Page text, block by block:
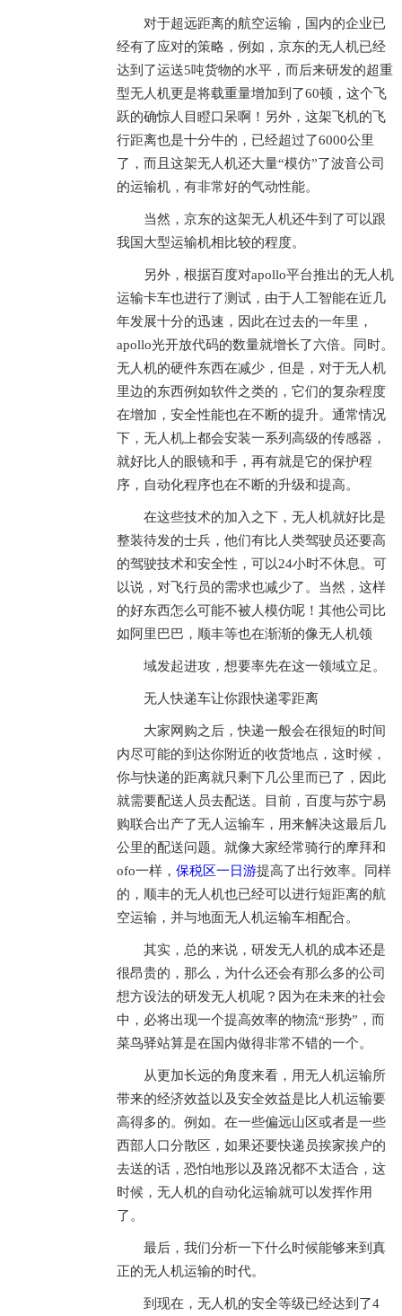
对于超远距离的航空运输，国内的企业已
经有了应对的策略，例如，京东的无人机已经
达到了运送5吨货物的水平，而后来研发的超重
型无人机更是将载重量增加到了60顿，这个飞
跃的确惊人目瞪口呆啊！另外，这架飞机的飞
行距离也是十分牛的，已经超过了6000公里
了，而且这架无人机还大量“模仿”了波音公司
的运输机，有非常好的气动性能。
当然，京东的这架无人机还牛到了可以跟
我国大型运输机相比较的程度。
另外，根据百度对apollo平台推出的无人机
运输卡车也进行了测试，由于人工智能在近几
年发展十分的迅速，因此在过去的一年里，
apollo光开放代码的数量就增长了六倍。同时。
无人机的硬件东西在减少，但是，对于无人机
里边的东西例如软件之类的，它们的复杂程度
在增加，安全性能也在不断的提升。通常情况
下，无人机上都会安装一系列高级的传感器，
就好比人的眼镜和手，再有就是它的保护程
序，自动化程序也在不断的升级和提高。
在这些技术的加入之下，无人机就好比是
整装待发的士兵，他们有比人类驾驶员还要高
的驾驶技术和安全性，可以24小时不休息。可
以说，对飞行员的需求也减少了。当然，这样
的好东西怎么可能不被人模仿呢！其他公司比
如阿里巴巴，顺丰等也在渐渐的像无人机领
域发起进攻，想要率先在这一领域立足。
无人快递车让你跟快递零距离
大家网购之后，快递一般会在很短的时间
内尽可能的到达你附近的收货地点，这时候，
你与快递的距离就只剩下几公里而已了，因此
就需要配送人员去配送。目前，百度与苏宁易
购联合出产了无人运输车，用来解决这最后几
公里的配送问题。就像大家经常骑行的摩拜和
ofo一样， 保税区一日游提高了出行效率。同样
的，顺丰的无人机也已经可以进行短距离的航
空运输，并与地面无人机运输车相配合。
其实，总的来说，研发无人机的成本还是
很昂贵的，那么，为什么还会有那么多的公司
想方设法的研发无人机呢？因为在未来的社会
中，必将出现一个提高效率的物流“形势”，而
菜鸟驿站算是在国内做得非常不错的一个。
从更加长远的角度来看，用无人机运输所
带来的经济效益以及安全效益是比人机运输要
高得多的。例如。在一些偏远山区或者是一些
西部人口分散区，如果还要快递员挨家挨户的
去送的话，恐怕地形以及路况都不太适合，这
时候，无人机的自动化运输就可以发挥作用
了。
最后，我们分析一下什么时候能够来到真
正的无人机运输的时代。
到现在，无人机的安全等级已经达到了4